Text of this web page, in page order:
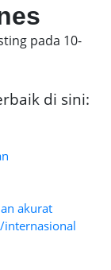
pada 10-
di sini:
akurat
internasional